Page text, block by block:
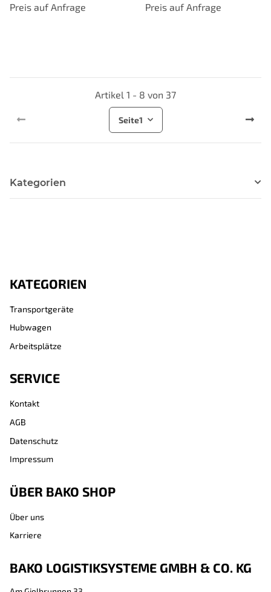
Bordkante, Gesamthöhe
Preis auf Anfrage
Bordkante, Gesamthöhe
Preis auf Anfrage
Artikel 1 - 8 von 37
Seite1
Kategorien
KATEGORIEN
Transportgeräte
Hubwagen
Arbeitsplätze
SERVICE
Kontakt
AGB
Datenschutz
Impressum
ÜBER BAKO SHOP
Über uns
Karriere
BAKO LOGISTIKSYSTEME GMBH & CO. KG